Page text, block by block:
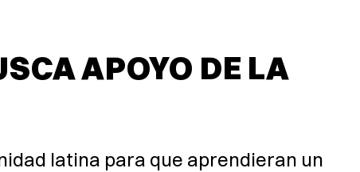
APOYO DE LA
latina para que aprendieran un